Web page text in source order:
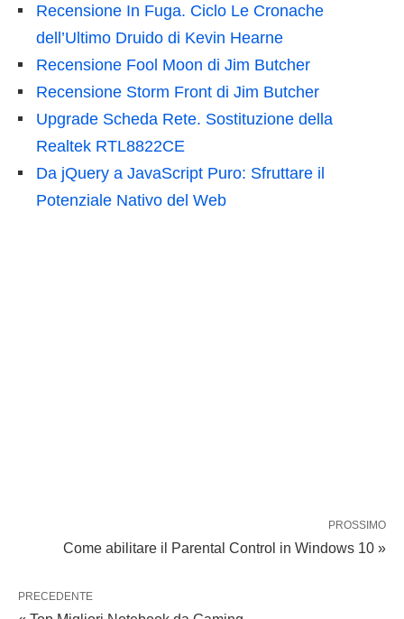
Recensione In Fuga. Ciclo Le Cronache
dell’Ultimo Druido di Kevin Hearne
Recensione Fool Moon di Jim Butcher
Recensione Storm Front di Jim Butcher
Upgrade Scheda Rete. Sostituzione della
Realtek RTL8822CE
Da jQuery a JavaScript Puro: Sfruttare il
Potenziale Nativo del Web
PROSSIMO
Come abilitare il Parental Control in Windows 10 »
PRECEDENTE